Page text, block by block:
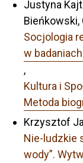
Justyna
Bieńkowski,
Socjologia
w
,
Kultura i
Metoda
Krzysztof
Nie-ludzkie
wody”.